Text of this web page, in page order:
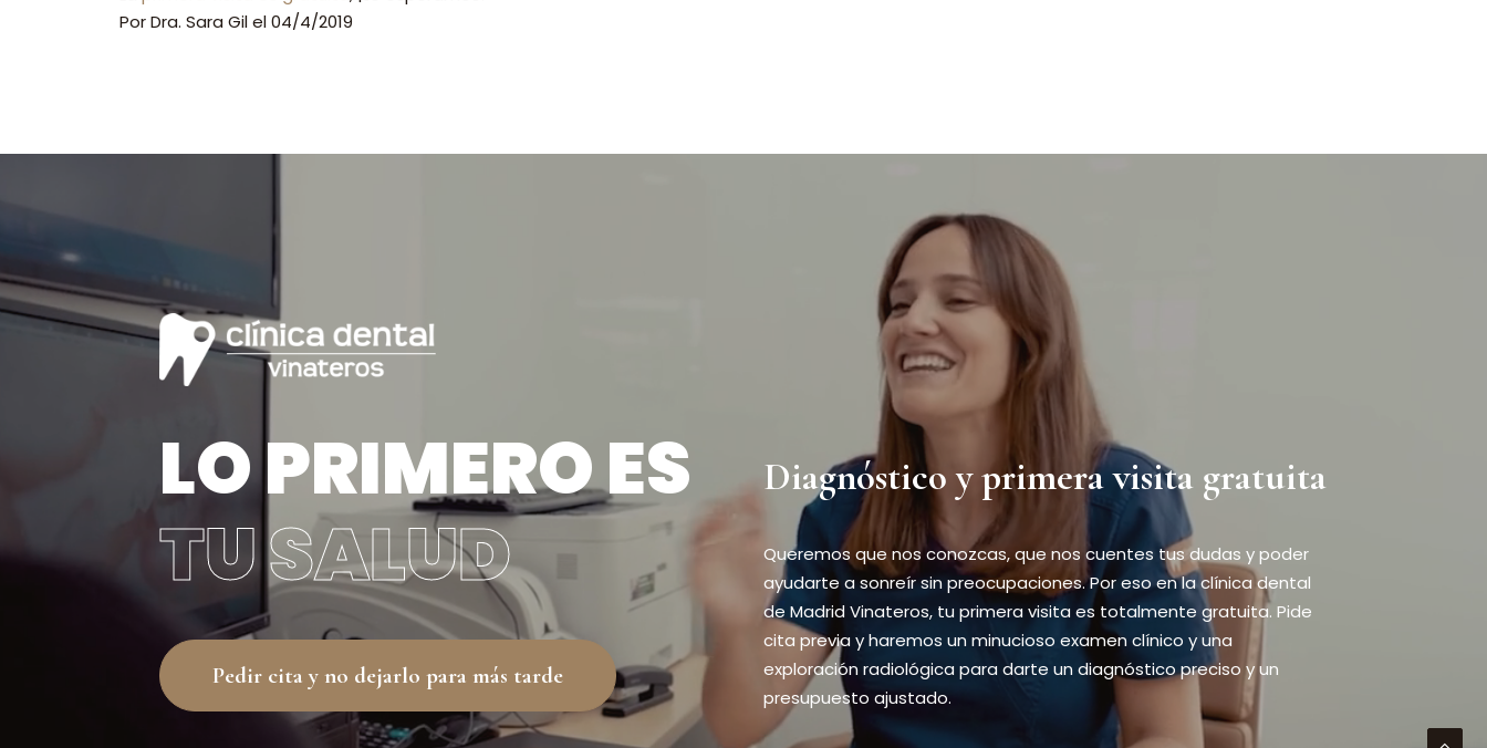
PorDra. Sara Gilel04/4/2019
LO PRIMERO ES
TU SALUD
Pedir cita y no dejarlo para más tarde
Diagnóstico y primera visita gratuita
Queremos que nos conozcas, que nos cuentes tus dudas y poder
ayudarte a sonreír sin preocupaciones. Por eso en la clínica dental
de Madrid Vinateros, tu primera visita es totalmente gratuita. Pide
cita previa y haremos un minucioso examen clínico y una
exploración radiológica para darte un diagnóstico preciso y un
presupuesto ajustado.